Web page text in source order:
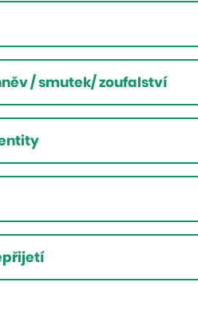
/ smutek/ zoufalství